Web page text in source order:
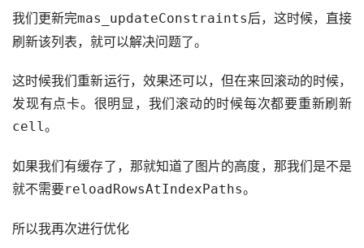
我们更新完mas_updateConstraints后，这时候，直接
刷新该列表，就可以解决问题了。
这时候我们重新运行，效果还可以，但在来回滚动的时候，
发现有点卡。很明显，我们滚动的时候每次都要重新刷新
cell。
如果我们有缓存了，那就知道了图片的高度，那我们是不是
就不需要reloadRowsAtIndexPaths。
所以我再次进行优化